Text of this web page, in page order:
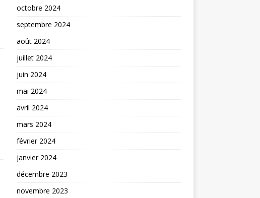
octobre 2024
septembre 2024
août 2024
juillet 2024
juin 2024
mai 2024
avril 2024
mars 2024
février 2024
janvier 2024
décembre 2023
novembre 2023